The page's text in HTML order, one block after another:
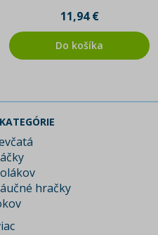
11,94 €
Do košíka
hračky